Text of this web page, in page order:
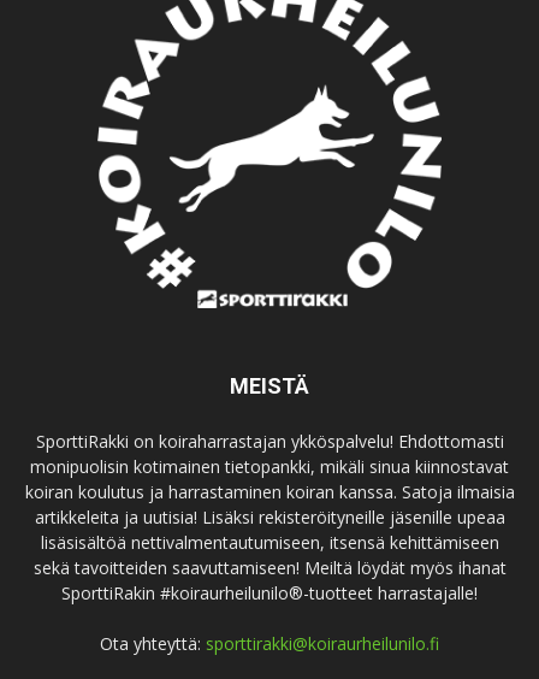
MEISTÄ
SporttiRakki on koiraharrastajan ykköspalvelu! Ehdottomasti
monipuolisin kotimainen tietopankki, mikäli sinua kiinnostavat
koiran koulutus ja harrastaminen koiran kanssa. Satoja ilmaisia
artikkeleita ja uutisia! Lisäksi rekisteröityneille jäsenille upeaa
lisäsisältöä nettivalmentautumiseen, itsensä kehittämiseen
sekä tavoitteiden saavuttamiseen! Meiltä löydät myös ihanat
SporttiRakin #koiraurheilunilo®-tuotteet harrastajalle!
Ota yhteyttä: sporttirakki@koiraurheilunilo.fi